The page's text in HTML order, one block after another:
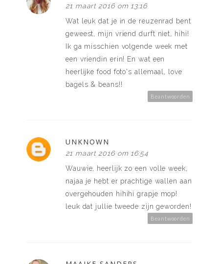
21 maart 2016 om 13:16
Wat leuk dat je in de reuzenrad bent
geweest, mijn vriend durft niet, hihi!
Ik ga misschien volgende week met
een vriendin erin! En wat een
heerlijke food foto's allemaal, love
bagels & beans!!
Beantwoorden
UNKNOWN
21 maart 2016 om 16:54
Wauwie, heerlijk zo een volle week,
najaa je hebt er prachtige wallen aan
overgehouden hihihi grapje mop!
leuk dat jullie tweede zijn geworden!
Beantwoorden